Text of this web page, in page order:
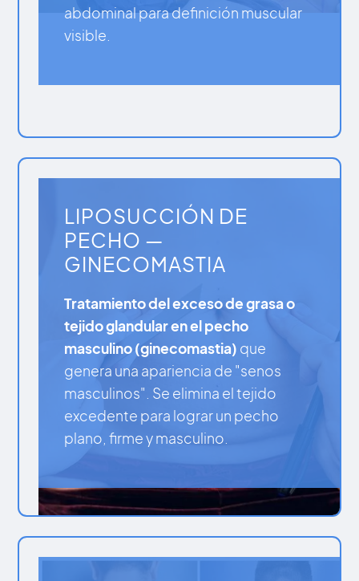
abdominal para definición muscular
visible.
LIPOSUCCIÓN DE
PECHO —
GINECOMASTIA
Tratamiento del exceso de grasa o
tejido glandular en el pecho
masculino (ginecomastia) que
genera una apariencia de "senos
masculinos". Se elimina el tejido
excedente para lograr un pecho
plano, firme y masculino.